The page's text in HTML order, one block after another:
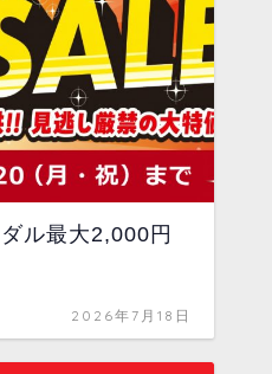
ル最大2,000円
2026年7月18日